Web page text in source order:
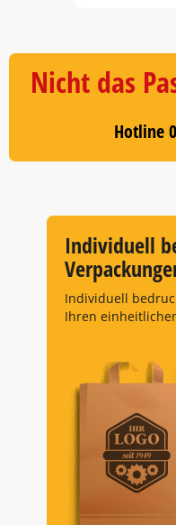
5
Nicht das
Hotline
Individuell
Individuell
Ihren